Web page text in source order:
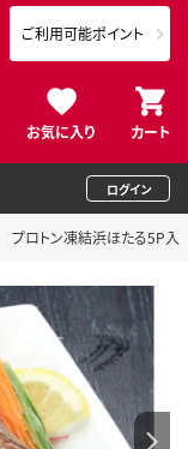
お気に入り カート
ご利用可能ポイント
ログイン
プロトン凍結浜ほたる5P入